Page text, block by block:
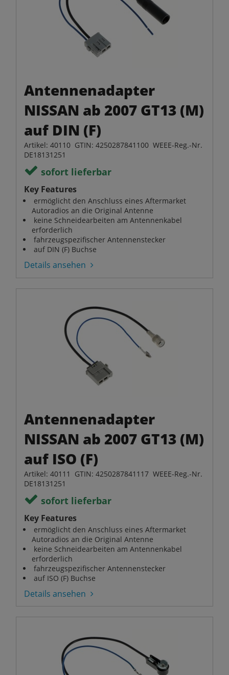
Antennenadapter
NISSAN ab 2007 GT13 (M)
auf DIN (F)
Artikel: 40110 GTIN: 4250287841100 WEEE-Reg.-Nr.
DE18131251
sofort lieferbar
Key Features
ermöglicht den Anschluss eines Aftermarket
Autoradios an die Original Antenne
keine Schneidearbeiten am Antennenkabel
erforderlich
fahrzeugspezifischer Antennenstecker
auf DIN (F) Buchse
Details ansehen
Antennenadapter
NISSAN ab 2007 GT13 (M)
auf ISO (F)
Artikel: 40111 GTIN: 4250287841117 WEEE-Reg.-Nr.
DE18131251
sofort lieferbar
Key Features
ermöglicht den Anschluss eines Aftermarket
Autoradios an die Original Antenne
keine Schneidearbeiten am Antennenkabel
erforderlich
fahrzeugspezifischer Antennenstecker
auf ISO (F) Buchse
Details ansehen